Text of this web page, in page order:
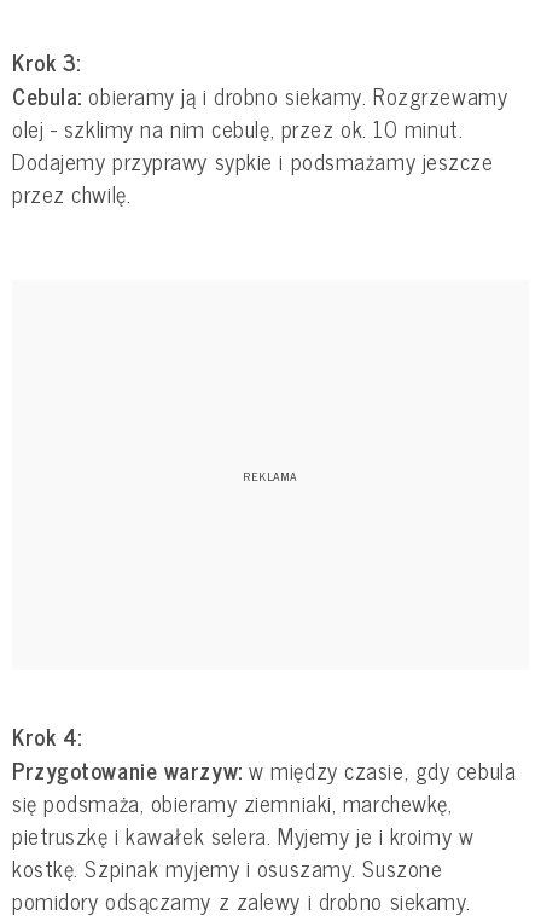
Krok 3:
Cebula:obieramy ją i drobno siekamy. Rozgrzewamy
olej - szklimy na nim cebulę, przez ok. 10 minut.
Dodajemy przyprawy sypkie i podsmażamy jeszcze
przez chwilę.
Krok 4:
Przygotowanie warzyw:w między czasie, gdy cebula
się podsmaża, obieramy ziemniaki, marchewkę,
pietruszkę i kawałek selera. Myjemy je i kroimy w
kostkę. Szpinak myjemy i osuszamy. Suszone
pomidory odsączamy z zalewy i drobno siekamy.